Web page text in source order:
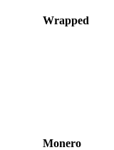
Wrapped
Monero